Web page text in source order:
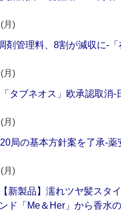
月)
剤管理料、8割が減収に‐
月)
「タブネオス」欧承認取消‐
月)
20局の基本方針案を了承‐
月)
【新製品】濡れツヤ髪スタ
ンド「Me＆Her」から香水